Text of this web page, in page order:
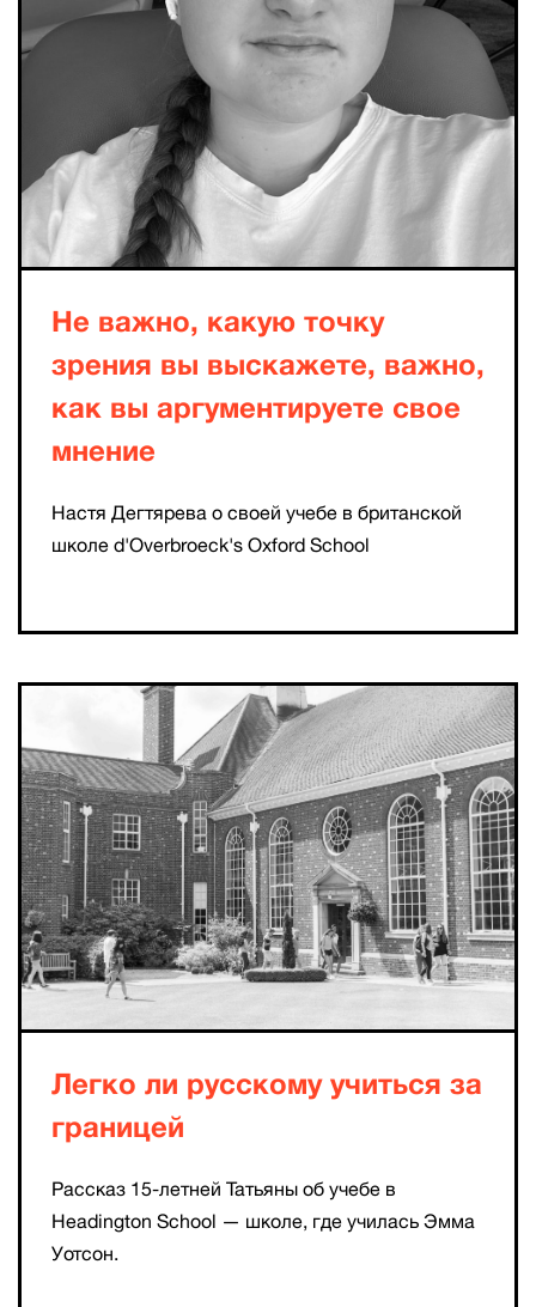
Не важно, какую точку
зрения вы выскажете, важно,
как вы аргументируете свое
мнение
Настя Дегтярева о своей учебе в британской
школе d'Overbroeck's Oxford School
Легко ли русскому учиться за
границей
Рассказ 15-летней Татьяны об учебе в
Headington School — школе, где училась Эмма
Уотсон.